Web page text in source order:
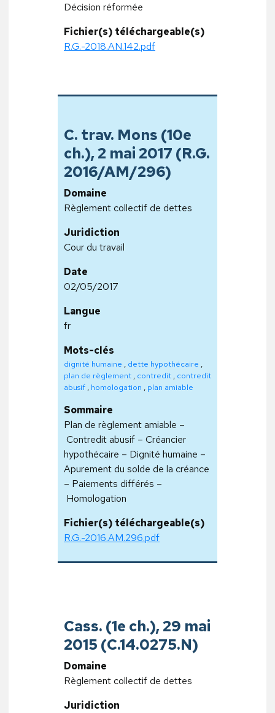
Décision réformée
Fichier(s) téléchargeable(s)
R.G.-2018.AN.142.pdf
C. trav. Mons (10e
ch.), 2 mai 2017 (R.G.
2016/AM/296)
Domaine
Règlement collectif de dettes
Juridiction
Cour du travail
Date
02/05/2017
Langue
fr
Mots-clés
dignité humaine , dette hypothécaire ,
plan de règlement , contredit , contredit
abusif , homologation , plan amiable
Sommaire
Plan de règlement amiable –
Contredit abusif – Créancier
hypothécaire – Dignité humaine –
Apurement du solde de la créance
– Paiements différés –
Homologation
Fichier(s) téléchargeable(s)
R.G.-2016.AM.296.pdf
Cass. (1e ch.), 29 mai
2015 (C.14.0275.N)
Domaine
Règlement collectif de dettes
Juridiction